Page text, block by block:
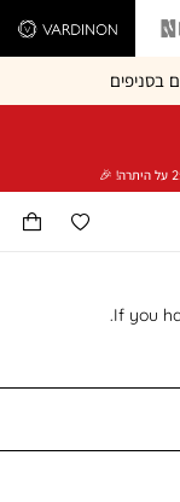
Vardinon
If you